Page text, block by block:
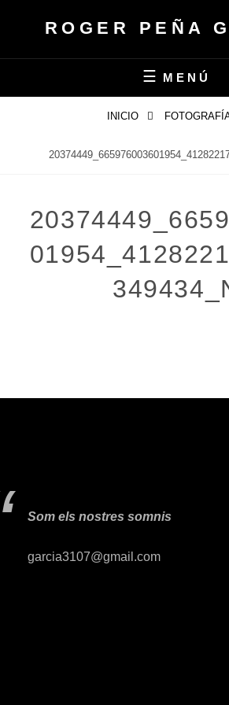
ROGER PEÑA
MENÚ
INICIO
Som els nostres somnis
garcia3107@gmail.com